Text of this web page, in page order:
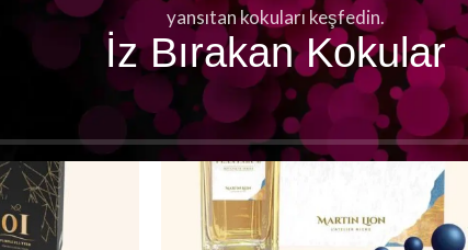
yansıtan kokuları keşfedin.
İz Bırakan Kokular